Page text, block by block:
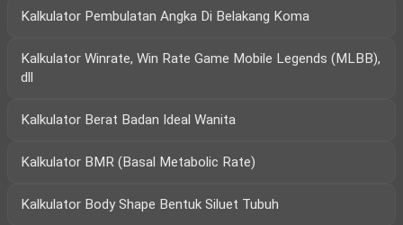
Kalkulator Pembulatan Angka Di Belakang Koma
Kalkulator Winrate, Win Rate Game Mobile Legends (MLBB),
dll
Kalkulator Berat Badan Ideal Wanita
Kalkulator BMR (Basal Metabolic Rate)
Kalkulator Body Shape Bentuk Siluet Tubuh